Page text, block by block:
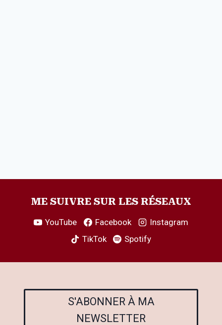
ME SUIVRE SUR LES RÉSEAUX
YouTube Facebook
Instagram
TikTok
Spotify
S'ABONNER À MA
NEWSLETTER